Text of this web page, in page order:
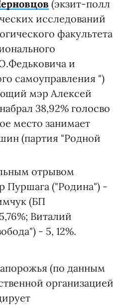
(экзит-полл
исследований
факультета
и
самоуправления ")
мэр Алексей
38,92% голосво
место занимает
(партия "Родной
отрывом
Пуршага ("Родина") -
(БП
Виталий
- 5, 12%.
(по данным
организацией